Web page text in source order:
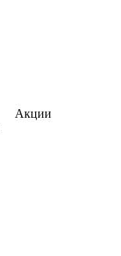
Акции